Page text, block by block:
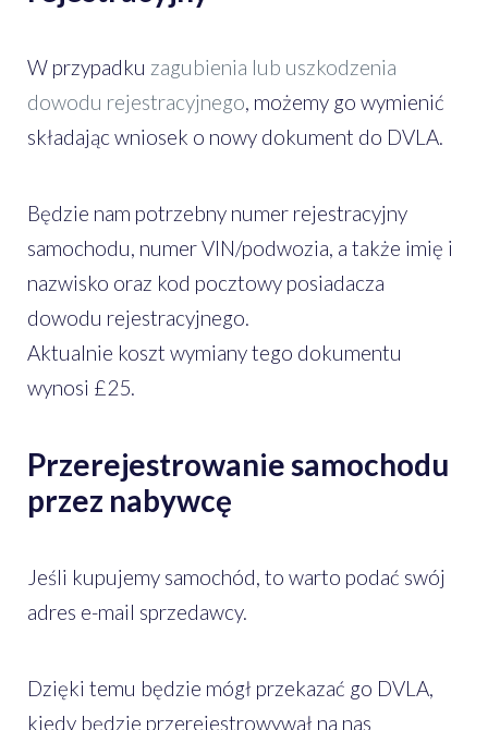
W przypadku zagubienia lub uszkodzenia
dowodu rejestracyjnego , możemy go wymienić
składając wniosek o nowy dokument do DVLA.
Będzie nam potrzebny numer rejestracyjny
samochodu, numer VIN/podwozia, a także imię i
nazwisko oraz kod pocztowy posiadacza
dowodu rejestracyjnego.
Aktualnie koszt wymiany tego dokumentu
wynosi £25.
Przerejestrowanie samochodu
przez nabywcę
Jeśli kupujemy samochód, to warto podać swój
adres e-mail sprzedawcy.
Dzięki temu będzie mógł przekazać go DVLA,
kiedy będzie przerejestrowywał na nas